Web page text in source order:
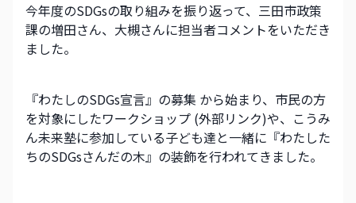
今年度のSDGsの取り組みを振り返って、三田市政策
課の増田さん、大槻さんに担当者コメントをいただき
ました。
『わたしのSDGs宣言』の募集 から始まり、市民の方
を対象にしたワークショップ (外部リンク)や、こうみ
ん未来塾に参加している子ども達と一緒に『わたした
ちのSDGsさんだの木』の装飾を行われてきました。